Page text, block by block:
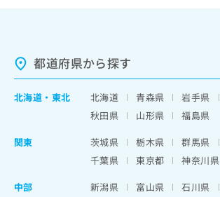
都道府県から探す
北海道 ・ 東北 北海道 青森県 岩手県
秋田県
山形県
福島県
関東
茨城県 栃木県 群馬県
千葉県
東京都 神奈川県
中部
新潟県 富山県 石川県